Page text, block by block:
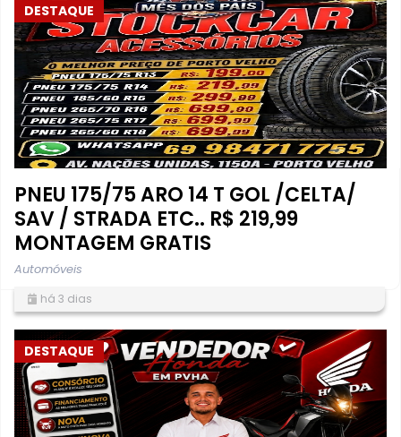
DESTAQUE
PNEU 175/75 ARO 14 T GOL /CELTA/
SAV / STRADA ETC.. R$ 219,99
MONTAGEM GRATIS
Automóveis
há 3 dias
DESTAQUE